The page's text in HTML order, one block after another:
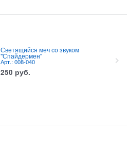
Светящийся меч со звуком
"Спайдермен"
Арт.: 008-040
250 руб.